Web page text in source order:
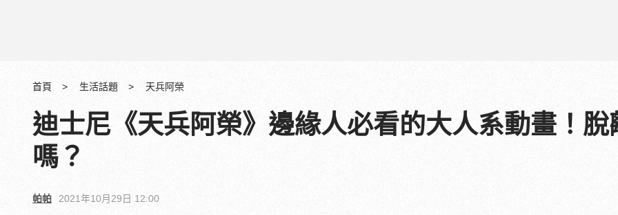
首頁 生活話題 天兵阿榮
迪士尼《天兵阿榮》邊緣人必看的大人系動畫！
嗎？
帕帕 2021年10月29日 12:00